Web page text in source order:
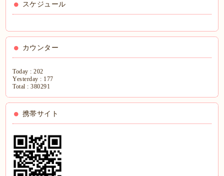
スケジュール
カウンター
Today :202
Yesterday : 177
Total :380291
携帯サイト